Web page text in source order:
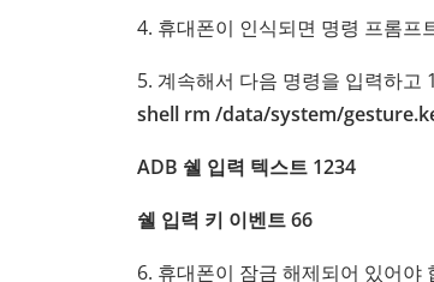
4. 휴대폰이 인식되면 명령 프롬프
5. 계속해서 다음 명령을 입력하고
shell rm /data/system/
ADB 쉘 입력 텍스트 1234
쉘 입력 키 이벤트 66
6. 휴대폰이 잠금 해제되어 있어야